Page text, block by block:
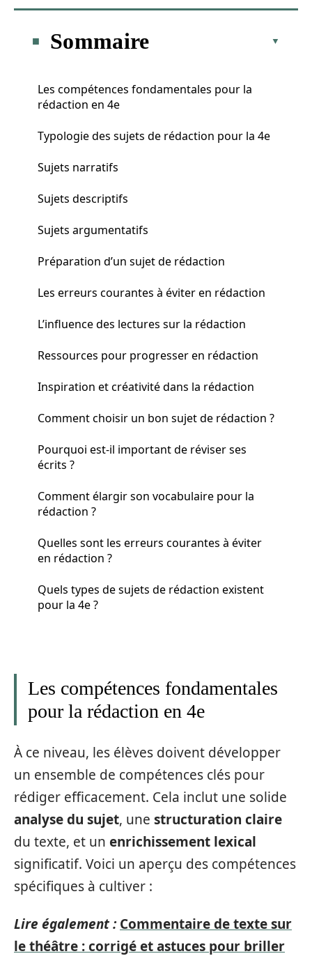
Sommaire
Les compétences fondamentales pour la
rédaction en 4e
Typologie des sujets de rédaction pour la 4e
Sujets narratifs
Sujets descriptifs
Sujets argumentatifs
Préparation d’un sujet de rédaction
Les erreurs courantes à éviter en rédaction
L’influence des lectures sur la rédaction
Ressources pour progresser en rédaction
Inspiration et créativité dans la rédaction
Comment choisir un bon sujet de rédaction ?
Pourquoi est-il important de réviser ses
écrits ?
Comment élargir son vocabulaire pour la
rédaction ?
Quelles sont les erreurs courantes à éviter
en rédaction ?
Quels types de sujets de rédaction existent
pour la 4e ?
Les compétences fondamentales
pour la rédaction en 4e
À ce niveau, les élèves doivent développer
un ensemble de compétences clés pour
rédiger efficacement. Cela inclut une solide
analyse du sujet, une structuration claire
du texte, et un enrichissement lexical
significatif. Voici un aperçu des compétences
spécifiques à cultiver :
Lire également : Commentaire de texte sur
le théâtre : corrigé et astuces pour briller